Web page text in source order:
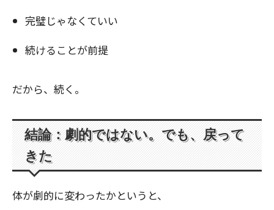
完璧じゃなくていい
続けることが前提
だから、続く。
結論：劇的ではない。でも、戻って
きた
体が劇的に変わったかというと、